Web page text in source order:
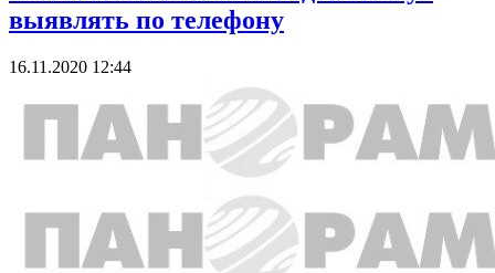
выявлять по телефону
16.11.2020 12:44